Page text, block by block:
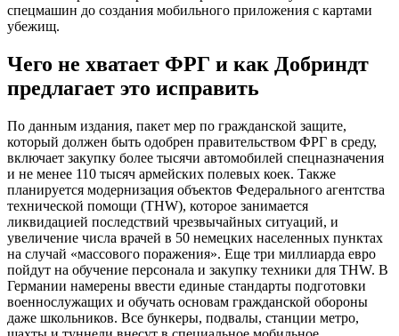
спецмашин до создания мобильного приложения с картами
убежищ.
Чего не хватает ФРГ и как Добриндт
предлагает это исправить
По данным издания, пакет мер по гражданской защите,
который должен быть одобрен правительством ФРГ в среду,
включает закупку более тысячи автомобилей спецназначения
и не менее 110 тысяч армейских полевых коек. Также
планируется модернизация объектов Федерального агентства
технической помощи (THW), которое занимается
ликвидацией последствий чрезвычайных ситуаций, и
увеличение числа врачей в 50 немецких населенных пунктах
на случай «массового поражения». Еще три миллиарда евро
пойдут на обучение персонала и закупку техники для THW. В
Германии намерены ввести единые стандарты подготовки
военнослужащих и обучать основам гражданской обороны
даже школьников. Все бункеры, подвалы, станции метро,